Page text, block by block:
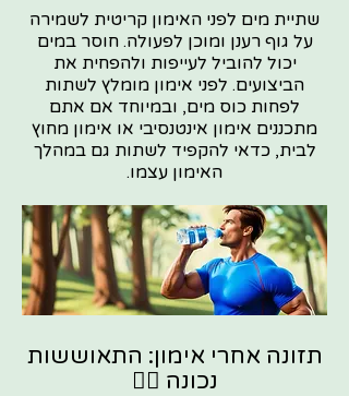
שתיית מים לפני האימון קריטית לשמירה
על גוף רענן ומוכן לפעולה. חוסר במים
יכול להוביל לעייפות ולהפחית את
הביצועים. לפני אימון מומלץ לשתות
לפחות כוס מים, ובמיוחד אם אתם
מתכננים אימון אינטנסיבי או אימון מחוץ
לבית, כדאי להקפיד לשתות גם במהלך
האימון עצמו.
תזונה אחרי אימון: התאוששות
נכונה 🧘‍♂️